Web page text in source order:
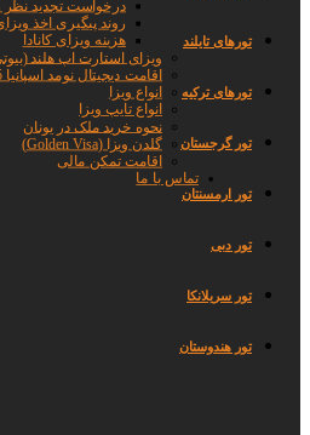
تورهای تایلند
تورهای ترکیه
تور گرجستان
تور ارمسنتان
تور دبی
تور سریلانکا
تور هندوستان
درخواست تجدید نظر
روند پیگیری اخذ ویزای
هزینه ویزای کانادا
ویزای استارت اپ هلند
اقامت دیجیتال نومد اسپانیا 2025
انواع ویزا
انواع تایپ ویزا
نحوه خرید ملک در یونان
گلدن ویزا (Golden Visa)
اقامت تمکن مالی
تماس با ما